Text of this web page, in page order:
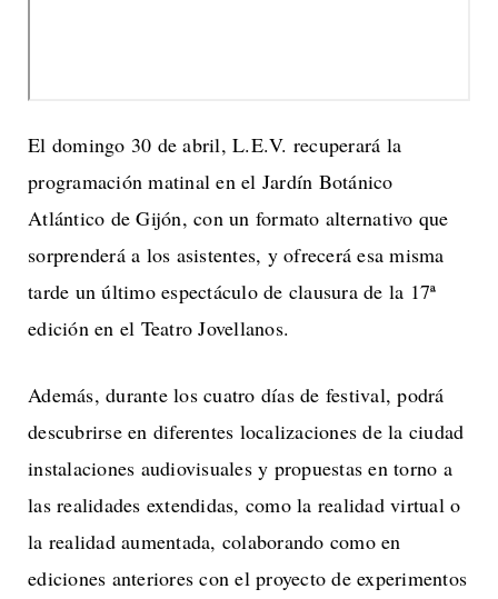
El domingo 30 de abril, L.E.V. recuperará la
programación matinal en el Jardín Botánico
Atlántico de Gijón, con un formato alternativo que
sorprenderá a los asistentes, y ofrecerá esa misma
tarde un último espectáculo de clausura de la 17ª
edición en el Teatro Jovellanos.
Además, durante los cuatro días de festival, podrá
descubrirse en diferentes localizaciones de la ciudad
instalaciones audiovisuales y propuestas en torno a
las realidades extendidas, como la realidad virtual o
la realidad aumentada, colaborando como en
ediciones anteriores con el proyecto de experimentos